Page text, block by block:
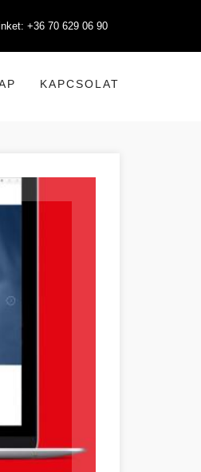
+36 70 629 06 90
KAPCSOLAT